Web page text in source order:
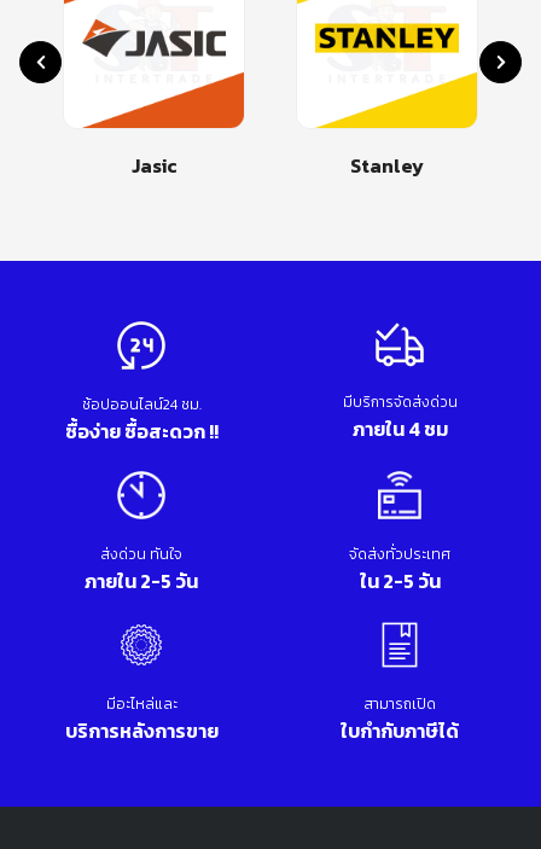
Jasic Stanley
ช้อปออนไลน์24 ชม.
ซื้อง่าย ซื้อสะดวก !!
มีบริการจัดส่งด่วน
ภายใน 4 ชม
ส่งด่วน ทันใจ
ภายใน 2-5 วัน
จัดส่งทั่วประเทศ
ใน 2-5 วัน
มีอะไหล่และ
บริการหลังการขาย
สามารถเปิด
ใบกำกับภาษีได้